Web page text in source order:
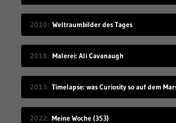
2010 Weltraumbilder des Tages
2018 Malerei: Ali Cavanaugh
2013
2022 Meine Woche (353)